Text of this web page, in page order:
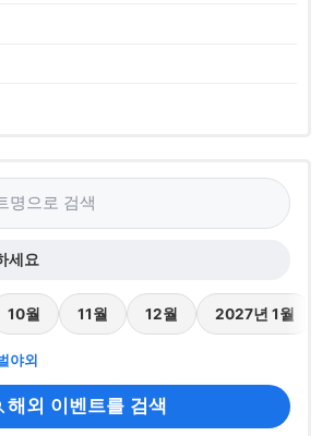
명으로 검색
세요
10월 11월 12월 2027년 1월
야외
해외 이벤트를 검색